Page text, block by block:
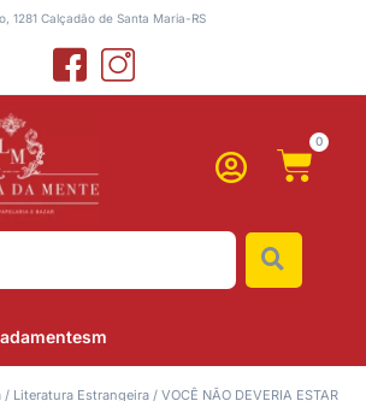
1281 Calçadão de Santa Maria-RS
0
/ Literatura Estrangeira / VOCÊ NÃO DEVERIA ESTAR